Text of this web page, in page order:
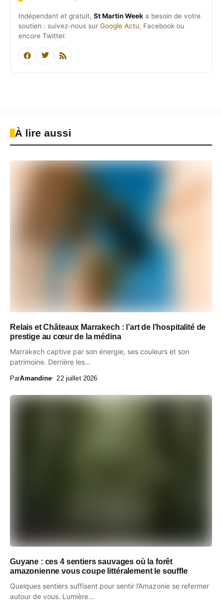
Indépendant et gratuit, St Martin Week a besoin de votre
soutien : suivez-nous sur Google Actu, Facebook ou
encore Twitter.
À lire aussi
Relais et Châteaux Marrakech : l’art de l’hospitalité de
prestige au cœur de la médina
Marrakech captive par son énergie, ses couleurs et son
patrimoine. Derrière les...
ParAmandine 22 juillet 2026
Guyane : ces 4 sentiers sauvages où la forêt
amazonienne vous coupe littéralement le souffle
Quelques sentiers suffisent pour sentir l’Amazonie se refermer
autour de vous. Lumière...